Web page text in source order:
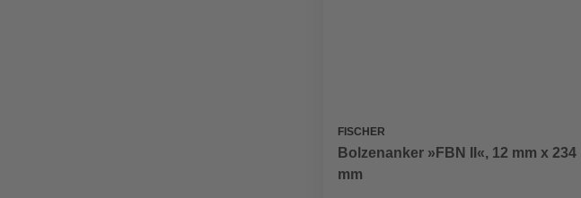
FISCHER
Bolzenanker »FBN II«, 12 mm x 234
mm